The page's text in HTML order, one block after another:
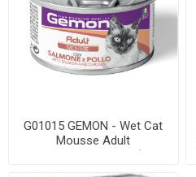
G01015 GEMON - Wet Cat
Mousse Adult
Salmon/Chicken 85 g (pak...